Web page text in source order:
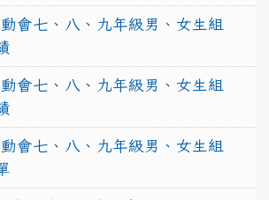
會七、八、九年級男、女生組
會七、八、九年級男、女生組
會七、八、九年級男、女生組